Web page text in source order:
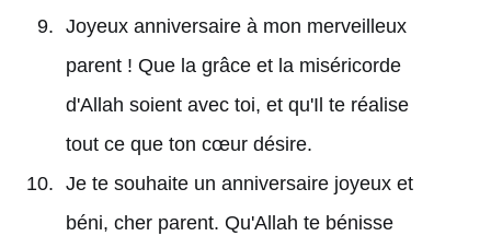
Joyeux anniversaire à mon merveilleux
parent ! Que la grâce et la miséricorde
d'Allah soient avec toi, et qu'Il te réalise
tout ce que ton cœur désire.
Je te souhaite un anniversaire joyeux et
béni, cher parent. Qu'Allah te bénisse